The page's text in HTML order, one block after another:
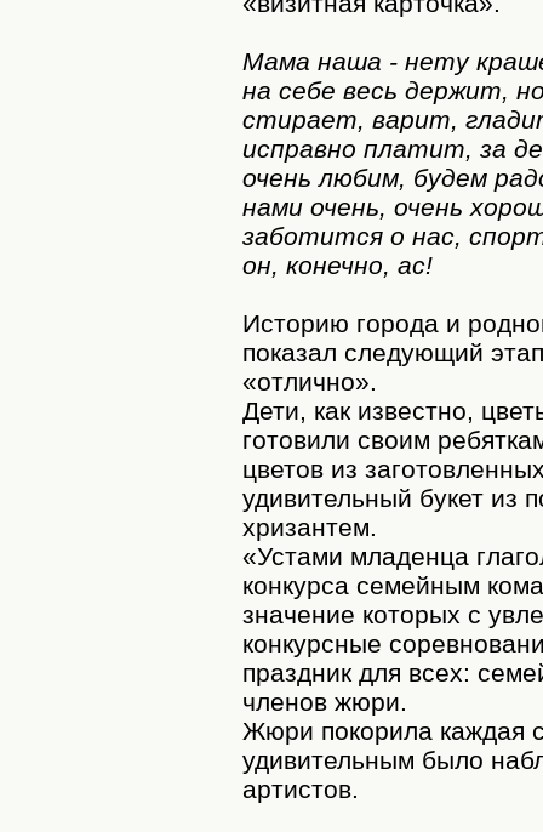
Мама наша - нету
на себе весь держит,
стирает, варит,
исправно платит, за
очень любим, будем
нами очень, очень
заботится о нас,
он, конечно, ас!
Историю города и
показал следующий
«отлично».
Дети, как известно,
готовили своим
цветов из
удивительный букет из
хризантем.
«Устами младенца
конкурса семейным
значение которых с
конкурсные
праздник для всех:
членов жюри.
Жюри покорила каждая
удивительным было
артистов.